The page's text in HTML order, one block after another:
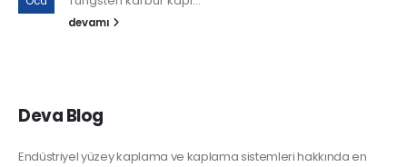
devamı
Deva Blog
Endüstriyel yüzey kaplama ve kaplama sistemleri hakkında en